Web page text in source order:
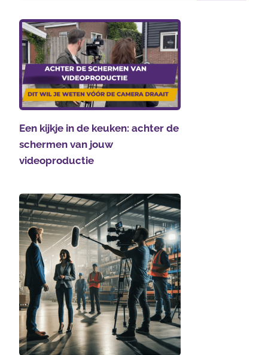
Een kijkje in de keuken: achter de
schermen van jouw
videoproductie